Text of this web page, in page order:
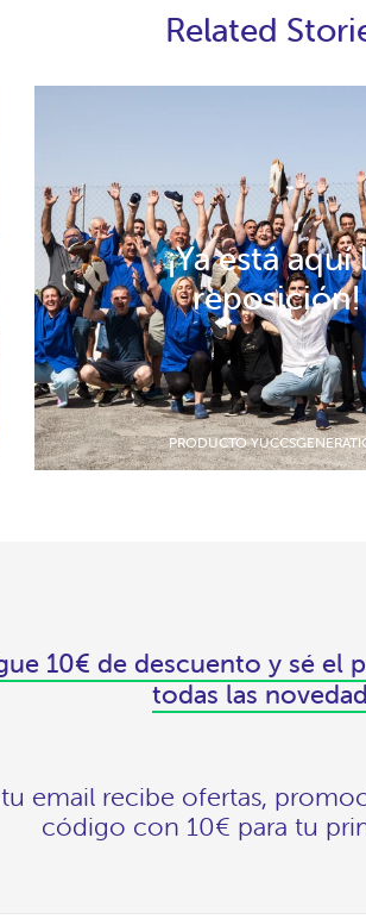
Related
¡Ya está aquí
reposición!
PRODUCTO
10€ de descuento y sé el
todas las
email recibe ofertas,
código con 10€ para tu